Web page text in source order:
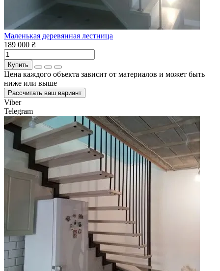
Маленькая деревянная лестница
189 000 ₴
Купить
Цена каждого объекта зависит от материалов и может быть
ниже или выше
Рассчитать ваш вариант
Viber
Telegram